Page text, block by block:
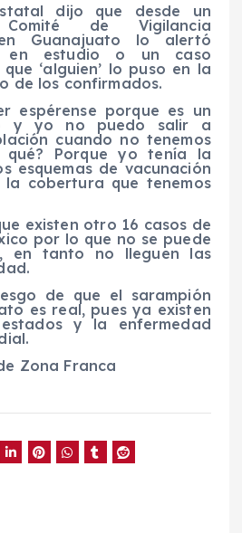
dijo que desde un
de Vigilancia
en Guanajuato lo alertó
en estudio o un caso
‘alguien’ lo puso en la
de los confirmados.
espérense porque es un
y yo no puedo salir a
cuando no tenemos
qué? Porque yo tenía la
esquemas de vacunación
la cobertura que tenemos
existen otro 16 casos de
por lo que no se puede
en tanto no lleguen las
de que el sarampión
es real, pues ya existen
y la enfermedad
Zona Franca